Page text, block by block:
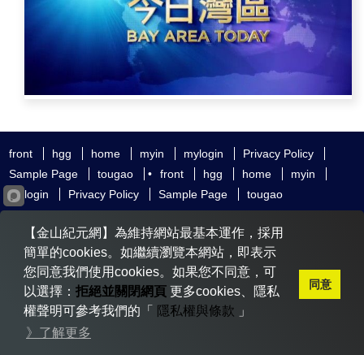
front hgg home myin mylogin
Privacy Policy
Sample Page
tougao • front hgg home
myin
mylogin
Privacy Policy Sample Page tougao
友好鏈接 追查國際 新唐人電視
神韻藝術團
大紀元時報
希望之聲 全球退黨服務中心 明慧網
無界網
Copyright © 2020-2026 金山紀元. All Rights Reserved.
【金山紀元網】為維持網站最基本運作，採用
簡單的cookies。如繼續瀏覽本網站，即表示
您同意我們使用cookies。如果您不同意，可
以選擇： 拒絕並關閉網頁更多cookies、隱私
權聲明可參考我們的「
隱私權與條款 」
》了解更多
同意